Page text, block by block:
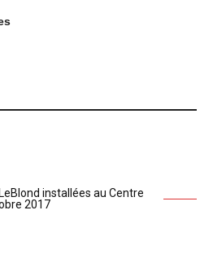
installées au Centre
2017